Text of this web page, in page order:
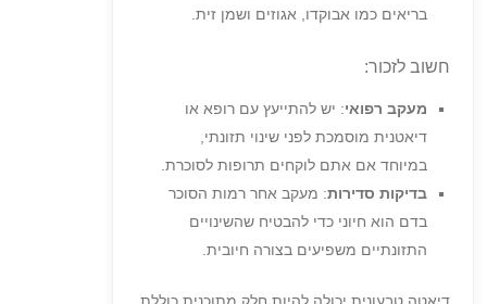
בריאים כמו אבוקדו, אגוזים ושמן זית.
חשוב לזכור:
מעקב רפואי: יש להתייעץ עם רופא או
דיאטנית מוסמכת לפני שינוי תזונתי,
במיוחד אם אתם לוקחים תרופות לסוכרת.
בדיקות סדירות: מעקב אחר רמות הסוכר
בדם הוא חיוני כדי להבטיח שהשינויים
התזונתיים משפיעים בצורה חיובית.
דיאטה טבעונית יכולה להיות חלק מתוכנית כוללת